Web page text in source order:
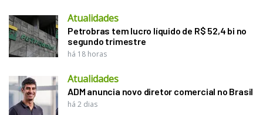
Atualidades
Petrobras tem lucro líquido de R$ 52,4 bi no
segundo trimestre
há 18 horas
Atualidades
ADM anuncia novo diretor comercial no Brasil
há 2 dias